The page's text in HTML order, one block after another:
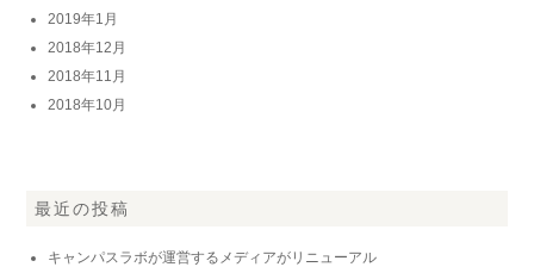
2019年1月
2018年12月
2018年11月
2018年10月
最近の投稿
キャンパスラボが運営するメディアがリニューアル